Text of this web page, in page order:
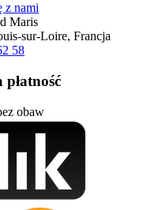
z nami
Maris
sur-Loire, Francja
58
płatność
obaw